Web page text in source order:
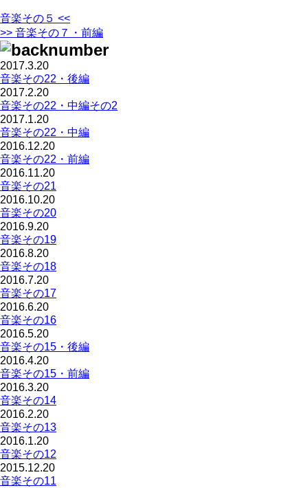
音楽その５ <<
>> 音楽その７・前編
2017.3.20
音楽その22・後編
2017.2.20
音楽その22・中編その2
2017.1.20
音楽その22・中編
2016.12.20
音楽その22・前編
2016.11.20
音楽その21
2016.10.20
音楽その20
2016.9.20
音楽その19
2016.8.20
音楽その18
2016.7.20
音楽その17
2016.6.20
音楽その16
2016.5.20
音楽その15・後編
2016.4.20
音楽その15・前編
2016.3.20
音楽その14
2016.2.20
音楽その13
2016.1.20
音楽その12
2015.12.20
音楽その11